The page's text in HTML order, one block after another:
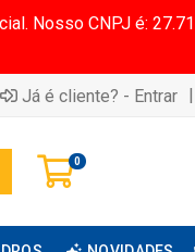
Nosso CNPJ é:
Já é cliente? - Entrar |
0